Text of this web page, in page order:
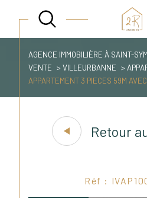
AGENCE IMMOBILIÈRE À SAINT-
VENTE
VILLEURBANNE
APPARTEMENT 3 PIECES 59M
Retour
Réf :